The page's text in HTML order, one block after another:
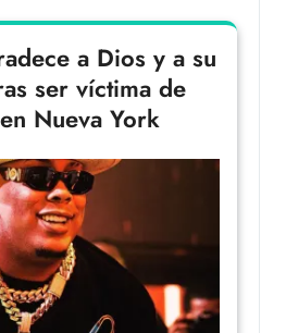
a Dios y a su
ser víctima de
Nueva York